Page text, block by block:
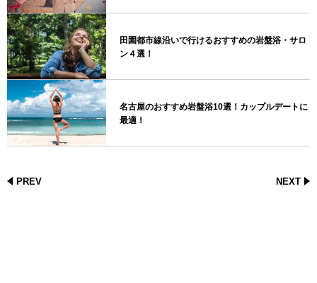
田園都市線沿いで行けるおすすめの岩盤浴・サロ
ン４選！
名古屋のおすすめ岩盤浴10選！カップルデートに
最適！
PREV NEXT